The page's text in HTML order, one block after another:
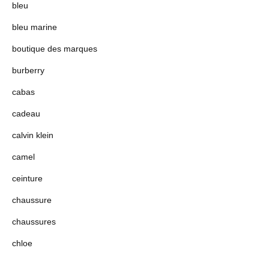
bleu
bleu marine
boutique des marques
burberry
cabas
cadeau
calvin klein
camel
ceinture
chaussure
chaussures
chloe